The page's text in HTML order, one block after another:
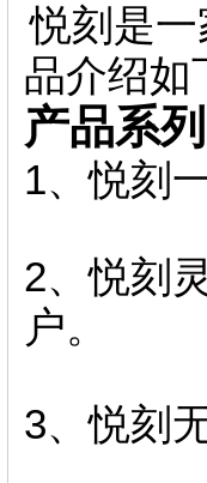
悦刻是
品介绍如
产品系列
1、悦刻
2、悦刻
户。
3、悦刻